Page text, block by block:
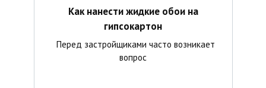
Как нанести жидкие обои на
гипсокартон
Перед застройщиками часто возникает
вопрос